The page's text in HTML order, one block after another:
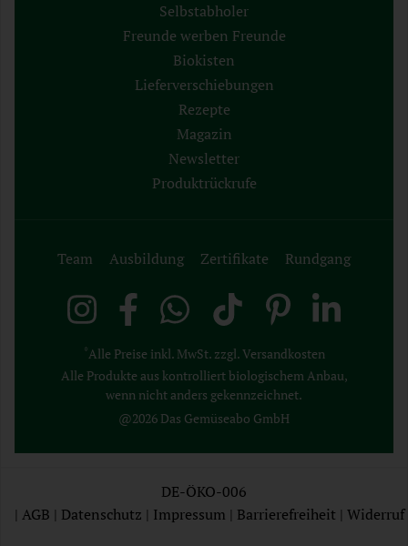
Selbstabholer
Freunde werben Freunde
Biokisten
Lieferverschiebungen
Rezepte
Magazin
Newsletter
Produktrückrufe
Team Ausbildung Zertifikate Rundgang
*Alle Preise inkl. MwSt. zzgl. Versandkosten
Alle Produkte aus kontrolliert biologischem Anbau,
wenn nicht anders gekennzeichnet.
@2026 Das Gemüseabo GmbH
DE-ÖKO-006
| AGB | Datenschutz | Impressum | Barrierefreiheit | Widerruf